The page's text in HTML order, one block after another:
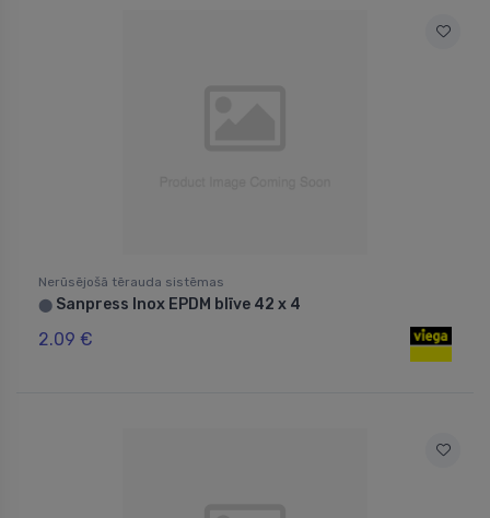
Nerūsējošā tērauda sistēmas
⬤ Sanpress Inox EPDM blīve 42 x 4
2.09 €